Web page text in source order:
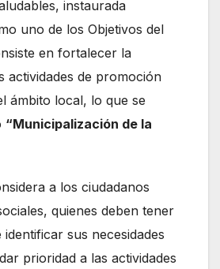
instaurada
uno de los Objetivos del
en fortalecer la
actividades de promoción
ámbito local, lo que se
“Municipalización de la
a los ciudadanos
quienes deben tener
identificar sus necesidades
prioridad a las actividades